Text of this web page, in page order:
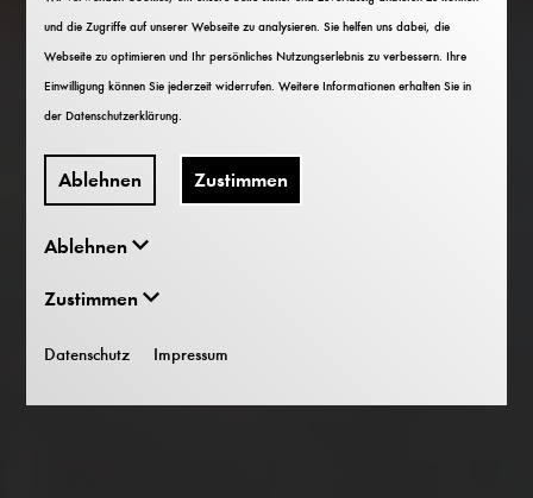
und die Zugriffe auf unserer Webseite zu analysieren. Sie helfen uns dabei, die
Webseite zu optimieren und Ihr persönliches Nutzungserlebnis zu verbessern. Ihre
Einwilligung können Sie jederzeit widerrufen. Weitere Informationen erhalten Sie in
derDatenschutzerklärung
Ablehnen Zustimmen
Ablehnen
Zustimmen
Datenschutz Impressum